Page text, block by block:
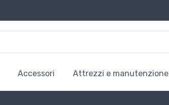
Accessori Attrezzi e manutenzione